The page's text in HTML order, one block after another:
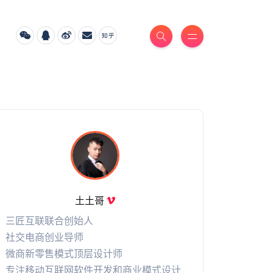
土土哥
三匠互联联合创始人
社交电商创业导师
微商新零售模式顶层设计师
专注移动互联网软件开发和商业模式设计